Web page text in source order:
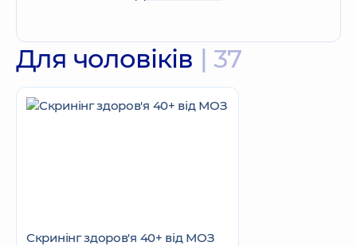
Для чоловіків | 37
Скринінг здоров'я 40+ від МОЗ